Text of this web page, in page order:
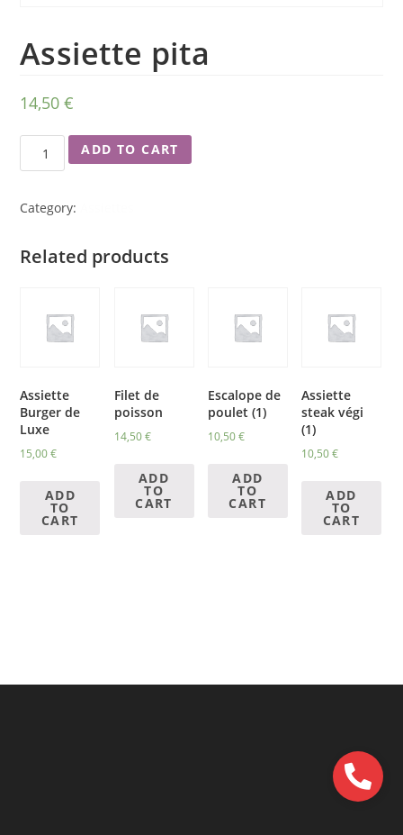
Assiette pita
14,50€
ADD TO CART
Category:
Related products
Assiette
Burger de
Luxe
15,00€
ADD
TO
CART
Filet de
poisson
14,50€
ADD
TO
CART
Escalope de
poulet (1)
10,50€
ADD
TO
CART
Assiette
steak végi
(1)
10,50€
ADD
TO
CART